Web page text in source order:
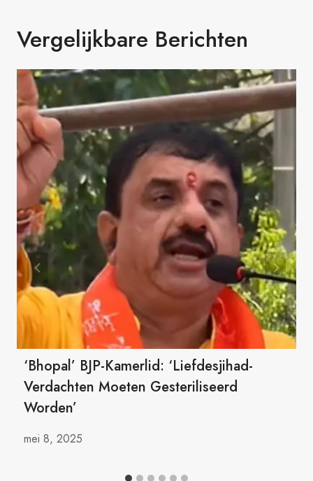
Vergelijkbare Berichten
‘Bhopal’ BJP-Kamerlid: ‘Liefdesjihad-
Verdachten Moeten Gesteriliseerd
Worden’
mei 8, 2025